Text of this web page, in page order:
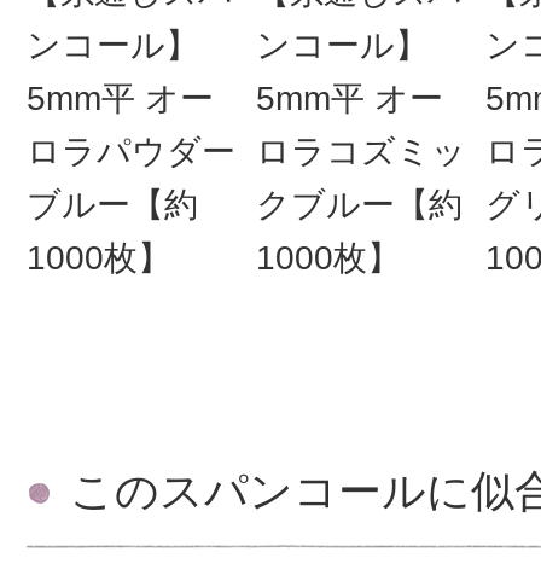
ンコール】
5mm平 オー
ロラパウダー
ブルー【約
1000枚】
ンコール】
5mm平 オー
ロラコズミッ
クブルー【約
1000枚】
ン
ロ
グ
このスパンコールに似